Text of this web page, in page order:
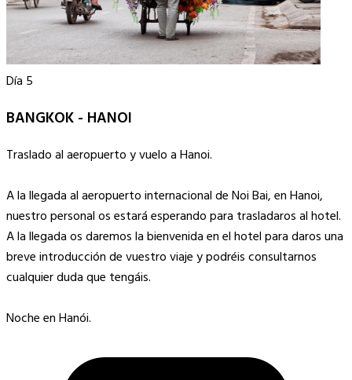
Día 5
BANGKOK - HANOI
Traslado al aeropuerto y vuelo a Hanoi.
A la llegada al aeropuerto internacional de Noi Bai, en Hanoi,
nuestro personal os estará esperando para trasladaros al hotel.
A la llegada os daremos la bienvenida en el hotel para daros una
breve introducción de vuestro viaje y podréis consultarnos
cualquier duda que tengáis.
Noche en Hanói.